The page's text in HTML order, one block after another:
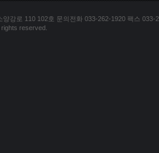
강로 110 102호 문의전화 033-262-1920 팩스 033-
reserved.